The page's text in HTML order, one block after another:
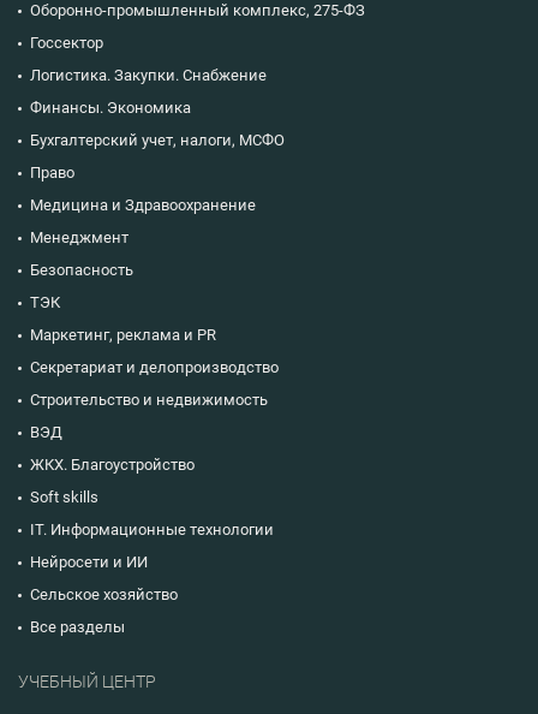
Оборонно-промышленный комплекс, 275-ФЗ
Госсектор
Логистика. Закупки. Снабжение
Финансы. Экономика
Бухгалтерский учет, налоги, МСФО
Право
Медицина и Здравоохранение
Менеджмент
Безопасность
ТЭК
Маркетинг, реклама и PR
Секретариат и делопроизводство
Строительство и недвижимость
ВЭД
ЖКХ. Благоустройство
Soft skills
IT. Информационные технологии
Нейросети и ИИ
Сельское хозяйство
Все разделы
УЧЕБНЫЙ ЦЕНТР